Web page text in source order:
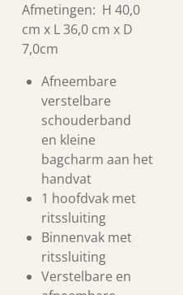
Afmetingen: H 40,0
cm x L 36,0 cm x D
7,0cm
Afneembare
verstelbare
schouderband
en kleine
bagcharm aan het
handvat
1 hoofdvak met
ritssluiting
Binnenvak met
ritssluiting
Verstelbare en